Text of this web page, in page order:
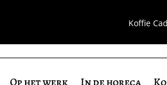
Koffie
Op het werk In de horeca